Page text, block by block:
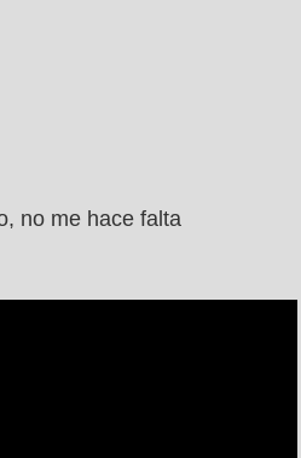
no me hace falta